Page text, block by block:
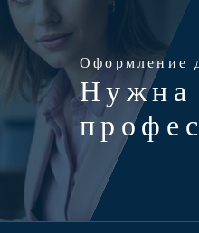
Оформление
Нужна